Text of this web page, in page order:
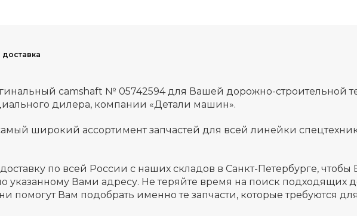
camshaft № 05742594 для Вашей дорожно-строительной
дилера, компании «Детали машин».
широкий ассортимент запчастей для всей линейки
по всей России с наших складов в Санкт-Петербурге, чтобы
указанному Вами адресу. Не теряйте время на поиск подходящих
помогут Вам подобрать именно те запчасти, которые требуются